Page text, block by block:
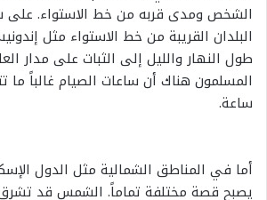
الشخص ومدى قربه من خط الاستواء. على
البلدان القريبة من خط الاستواء مثل
طول النهار والليل إلى الثبات على مدار
ساعة.
أما في المناطق الشمالية مثل الدول
يصبح قصة مختلفة تماماً. الشمس قد تشرق